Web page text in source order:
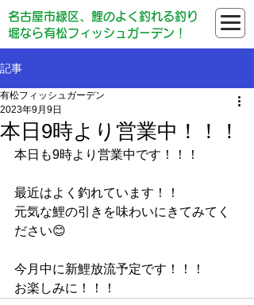
名古屋市緑区、鯉のよく釣れる釣り
堀なら有松フィッシュガーデン！
記事
本日9時より営業中！！！
有松フィッシュガーデン
2023年9月9日
本日も9時より営業中です！！！
最近はよく釣れています！！
元気な鯉の引きを味わいにきてみてく
ださい😊
今月中に新鯉放流予定です！！！
お楽しみに！！！